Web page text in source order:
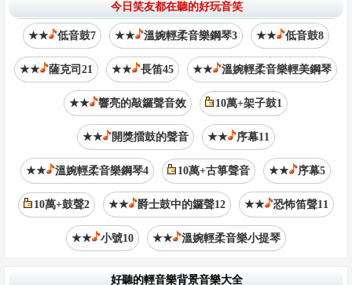
今日笑友都在聽的好玩音笑
★★ 低音鼓7 ★★ 溫婉輕柔音樂鋼琴3 ★★ 低音鼓8
★★ 薩克司21 ★★ 長笛45 ★★ 溫婉輕柔音樂輕美鋼琴
★★ 響亮的敲鑼聲音效 10萬+架子鼓1
★★ 開獎擂鼓的聲音 ★★ 序幕11
★★ 溫婉輕柔音樂鋼琴4 10萬+古箏聲音 ★★ 序幕5
10萬+鼓聲2 ★★ 爵士鼓中的鑼聲12 ★★ 恐怖笛聲11
★★ 小號10 ★★ 溫婉輕柔音樂小提琴
好聽的輕音樂背景音樂大全